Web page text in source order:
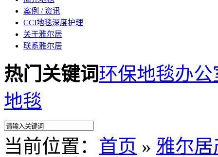
案例 / 资讯
CCI地毯深度护理
关于雅尔居
联系雅尔居
热门关键词环保地毯办公
地毯
当前位置： 首页 » 雅尔